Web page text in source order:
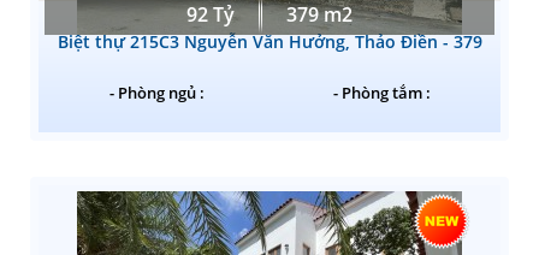
92 Tỷ 379 m2
Biệt thự 215C3 Nguyễn Văn Hưởng, Thảo Điền - 379
- Phòng ngủ : - Phòng tắm :